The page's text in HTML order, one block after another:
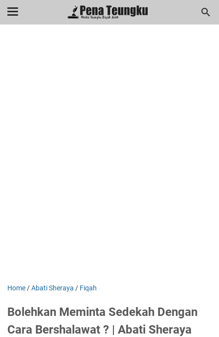
menuj
Home /Abati Sheraya / Fiqah
Bolehkan Meminta Sedekah Dengan
Cara Bershalawat ? | Abati Sheraya